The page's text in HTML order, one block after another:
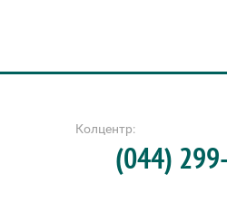
Колцентр:
(044)